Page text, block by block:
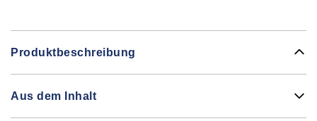
Produktbeschreibung
Aus dem Inhalt